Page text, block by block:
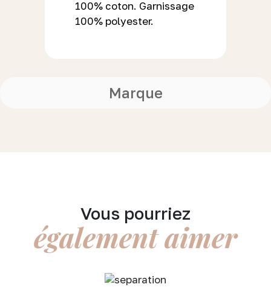
100% coton. Garnissage
100% polyester.
Marque
Vous pourriez
également aimer